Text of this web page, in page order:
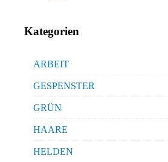
Kategorien
ARBEIT
GESPENSTER
GRÜN
HAARE
HELDEN